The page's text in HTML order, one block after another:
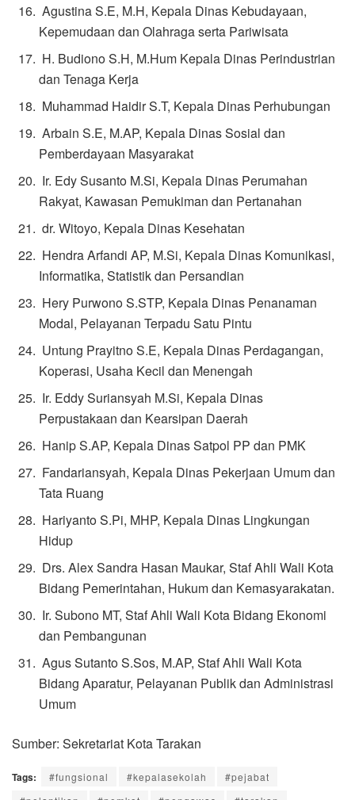
Agustina S.E, M.H, Kepala Dinas Kebudayaan,
Kepemudaan dan Olahraga serta Pariwisata
H. Budiono S.H, M.Hum Kepala Dinas Perindustrian
dan Tenaga Kerja
Muhammad Haidir S.T, Kepala Dinas Perhubungan
Arbain S.E, M.AP, Kepala Dinas Sosial dan
Pemberdayaan Masyarakat
Ir. Edy Susanto M.Si, Kepala Dinas Perumahan
Rakyat, Kawasan Pemukiman dan Pertanahan
dr. Witoyo, Kepala Dinas Kesehatan
Hendra Arfandi AP, M.Si, Kepala Dinas Komunikasi,
Informatika, Statistik dan Persandian
Hery Purwono S.STP, Kepala Dinas Penanaman
Modal, Pelayanan Terpadu Satu Pintu
Untung Prayitno S.E, Kepala Dinas Perdagangan,
Koperasi, Usaha Kecil dan Menengah
Ir. Eddy Suriansyah M.Si, Kepala Dinas
Perpustakaan dan Kearsipan Daerah
Hanip S.AP, Kepala Dinas Satpol PP dan PMK
Fandariansyah, Kepala Dinas Pekerjaan Umum dan
Tata Ruang
Hariyanto S.Pi, MHP, Kepala Dinas Lingkungan
Hidup
Drs. Alex Sandra Hasan Maukar, Staf Ahli Wali Kota
Bidang Pemerintahan, Hukum dan Kemasyarakatan.
Ir. Subono MT, Staf Ahli Wali Kota Bidang Ekonomi
dan Pembangunan
Agus Sutanto S.Sos, M.AP, Staf Ahli Wali Kota
Bidang Aparatur, Pelayanan Publik dan Administrasi
Umum
Sumber: Sekretariat Kota Tarakan
Tags: #fungsional #kepalasekolah
#pejabat